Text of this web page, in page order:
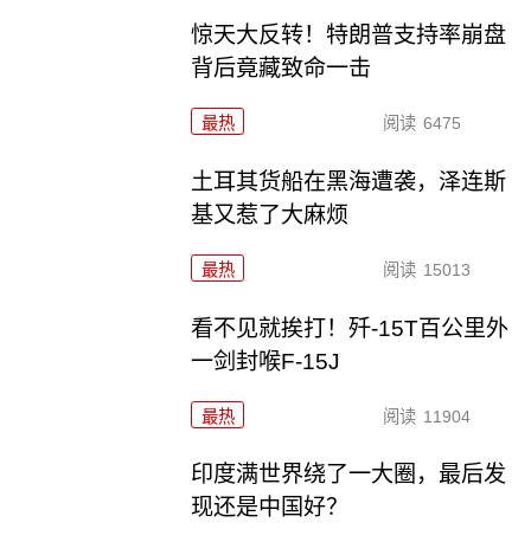
惊天大反转！特朗普支持率崩盘
背后竟藏致命一击
最热 阅读 6475
土耳其货船在黑海遭袭，泽连斯
基又惹了大麻烦
最热 阅读 15013
看不见就挨打！歼-15T百公里外
一剑封喉F-15J
最热 阅读 11904
印度满世界绕了一大圈，最后发
现还是中国好？